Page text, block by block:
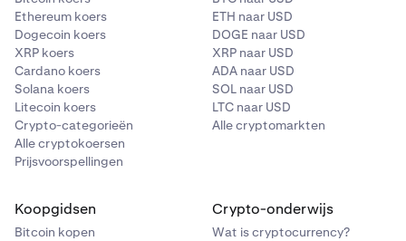
Ethereum koers
Dogecoin koers
XRP koers
Cardano koers
Solana koers
Litecoin koers
Crypto-categorieën
Alle cryptokoersen
Prijsvoorspellingen
ETH naar USD
DOGE naar USD
XRP naar USD
ADA naar USD
SOL naar USD
LTC naar USD
Alle cryptomarkten
Koopgidsen
Bitcoin kopen
Crypto-onderwijs
Wat is cryptocurrency?